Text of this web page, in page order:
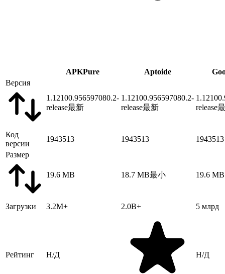
APKPure Aptoide
Версия
1.12100.956597080.2-
release最新
1.12100.956597080.2-
release最新
release
Код
версии
1943513 1943513
1943513
Размер
19.6 MB 18.7 MB最小 19.6 MB
Загрузки 3.2M+ 2.0B+ 5 млрд
Рейтинг Н/Д Н/Д